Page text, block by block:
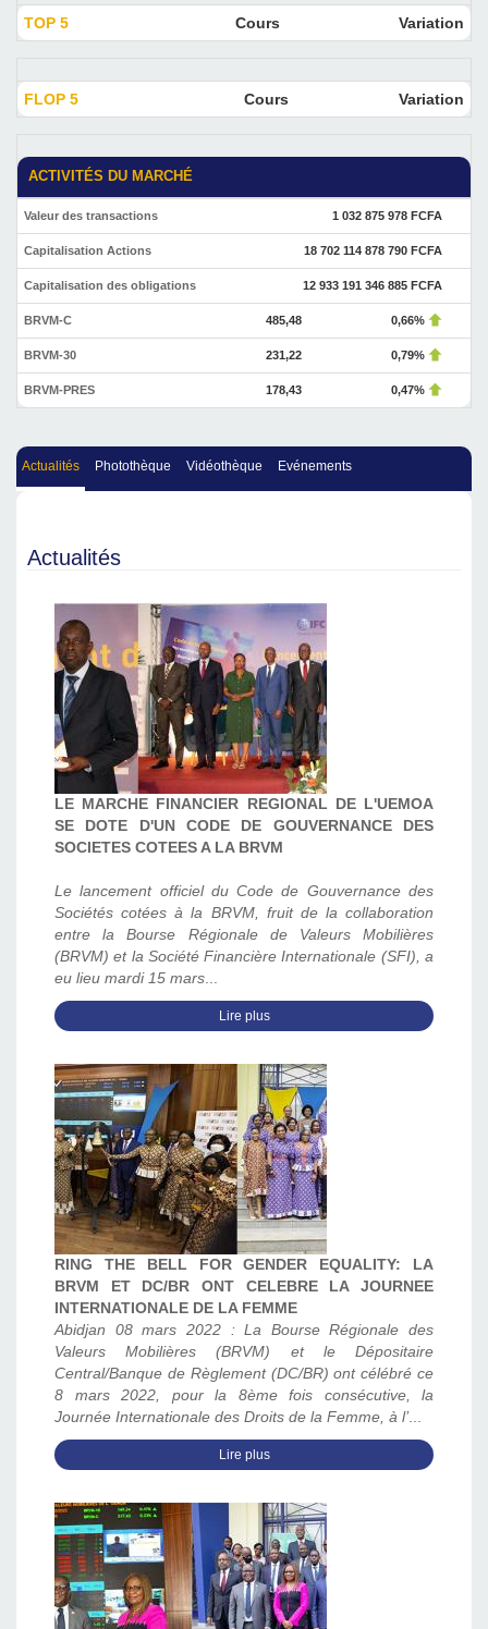
TOP 5 Cours Variation
FLOP 5 Cours Variation
ACTIVITÉS DU MARCHÉ
Valeur des transactions 1 032 875 978 FCFA
Capitalisation Actions 18 702 114 878 790 FCFA
Capitalisation des obligations 12 933 191 346 885 FCFA
BRVM-C 485,48 0,66%
BRVM-30 231,22 0,79%
BRVM-PRES 178,43 0,47%
Actualités Photothèque Vidéothèque Evénements
Actualités
LE MARCHE FINANCIER REGIONAL DE L'UEMOA
SE DOTE D'UN CODE DE GOUVERNANCE DES
SOCIETES COTEES A LA BRVM
Le lancement officiel du Code de Gouvernance des
Sociétés cotées à la BRVM, fruit de la collaboration
entre la Bourse Régionale de Valeurs Mobilières
(BRVM) et la Société Financière Internationale (SFI), a
eu lieu mardi 15 mars...
Lire plus
RING THE BELL FOR GENDER EQUALITY: LA
BRVM ET DC/BR ONT CELEBRE LA JOURNEE
INTERNATIONALE DE LA FEMME
Abidjan 08 mars 2022 : La Bourse Régionale des
Valeurs Mobilières (BRVM) et le Dépositaire
Central/Banque de Règlement (DC/BR) ont célébré ce
8 mars 2022, pour la 8ème fois consécutive, la
Journée Internationale des Droits de la Femme, à l’...
Lire plus